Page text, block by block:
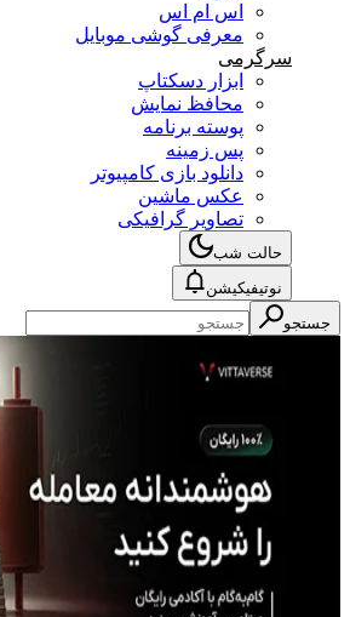
اس ام اس
معرفی گوشی موبایل
سرگرمی
ابزار دسکتاپ
محافظ نمایش
پوسته برنامه
پس زمینه
دانلود بازی کامپیوتر
عکس ماشین
تصاویر گرافیکی
حالت شب
نوتیفیکیشن
جستجو